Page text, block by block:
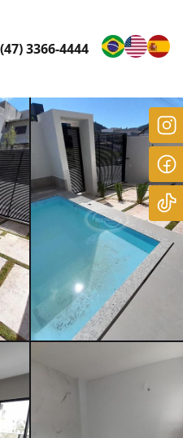
(0 itens)
(47) 3366-4444